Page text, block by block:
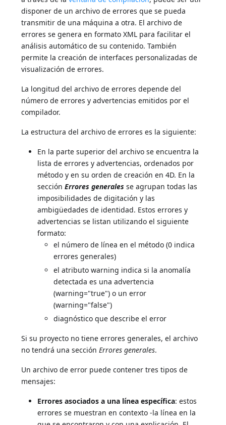
disponer de un archivo de errores que se pueda
transmitir de una máquina a otra. El archivo de
errores se genera en formato XML para facilitar el
análisis automático de su contenido. También
permite la creación de interfaces personalizadas de
visualización de errores.
La longitud del archivo de errores depende del
número de errores y advertencias emitidos por el
compilador.
La estructura del archivo de errores es la siguiente:
En la parte superior del archivo se encuentra la
lista de errores y advertencias, ordenados por
método y en su orden de creación en 4D. En la
secciónErrores generales se agrupan todas las
imposibilidades de digitación y las
ambigüedades de identidad. Estos errores y
advertencias se listan utilizando el siguiente
formato:
el número de línea en el método (0 indica
errores generales)
el atributo warning indica si la anomalía
detectada es una advertencia
(warning="true") o un error
(warning="false")
diagnóstico que describe el error
Si su proyecto no tiene errores generales, el archivo
no tendrá una secciónErrores generales.
Un archivo de error puede contener tres tipos de
mensajes:
Errores asociados a una línea específica: estos
errores se muestran en contexto -la línea en la